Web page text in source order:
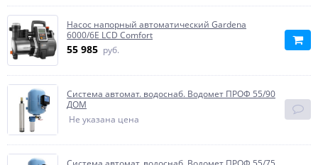
Насос напорный автоматический Gardena
6000/6E LCD Comfort
55 985 руб.
Система автомат. водоснаб. Водомет ПРОФ 55/90
ДОМ
Не указана цена